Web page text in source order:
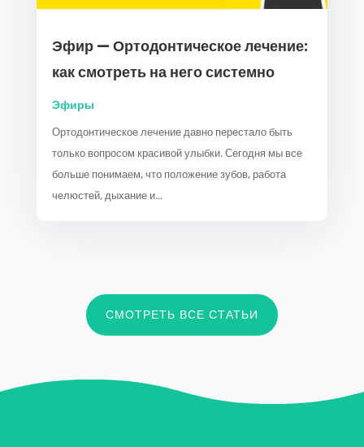
Эфир — Ортодонтическое лечение:
как смотреть на него системно
Эфиры
Ортодонтическое лечение давно перестало быть
только вопросом красивой улыбки. Сегодня мы все
больше понимаем, что положение зубов, работа
челюстей, дыхание и...
СМОТРЕТЬ ВСЕ СТАТЬИ